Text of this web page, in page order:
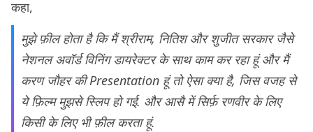
कहा,
मुझे फ़ील होता है कि मैं श्रीराम, नितिश और शुजीत सरकार जैसे
नेशनल अवॉर्ड विनिंग डायरेक्टर के साथ काम कर रहा हूं और मैं
करण जौहर की Presentation हूं तो ऐसा क्या है, जिस वजह से
ये फ़िल्म मुझसे स्लिप हो गई. और आसै में सिर्फ़ रणवीर के लिए
किसी के लिए भी फ़ील करता हूं.